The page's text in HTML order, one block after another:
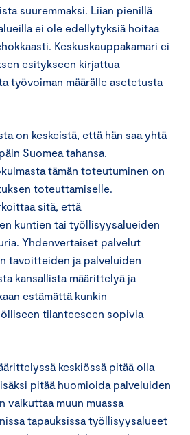
suuremmaksi. Liian pienillä
ei ole edellytyksiä hoitaa
Keskuskauppakamari ei
esitykseen kirjattua
työvoiman määrälle asetetusta
on keskeistä, että hän saa yhtä
Suomea tahansa.
tämän toteutuminen on
toteuttamiselle.
sitä, että
kuntien tai työllisyysalueiden
Yhdenvertaiset palvelut
tavoitteiden ja palveluiden
kansallista määrittelyä ja
estämättä kunkin
tilanteeseen sopivia
keskiössä pitää olla
pitää huomioida palveluiden
vaikuttaa muun muassa
tapauksissa työllisyysalueet